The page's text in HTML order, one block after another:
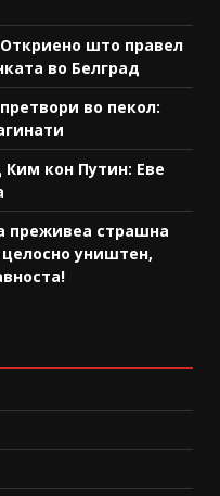
што правел
во Белград
во пекол:
Ким кон Путин: Еве
преживеа страшна
уништен,